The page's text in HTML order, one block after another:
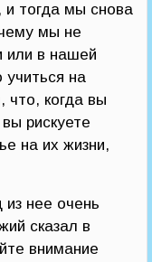
и тогда мы снова
мы не
или в нашей
на
что, когда вы
рискуете
на их жизни,
нее очень
сказал в
внимание